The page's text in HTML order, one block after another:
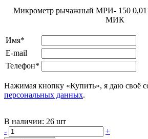
Микрометр рычажный МРИ- 150
МИК
Имя*
E-mail
Телефон*
Нажимая кнопку «Купить», я даю своё
персональных данных.
В наличии: 26 шт
-
+